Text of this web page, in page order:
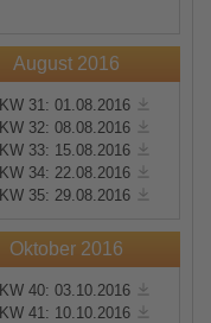
August 2016
KW 31: 01.08.2016
KW 32: 08.08.2016
KW 33: 15.08.2016
KW 34: 22.08.2016
KW 35: 29.08.2016
Oktober 2016
KW 40: 03.10.2016
KW 41: 10.10.2016